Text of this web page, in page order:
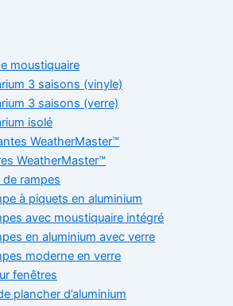
moustiquaire
3 saisons (vinyle)
3 saisons (verre)
isolé
WeatherMaster™
WeatherMaster™
rampes
à piquets en aluminium
avec moustiquaire intégré
en aluminium avec verre
moderne en verre
fenêtres
plancher d’aluminium